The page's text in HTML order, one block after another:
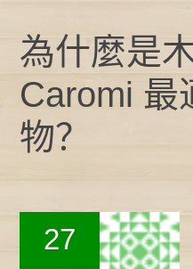
為什麼是
Caromi 最
物？
27